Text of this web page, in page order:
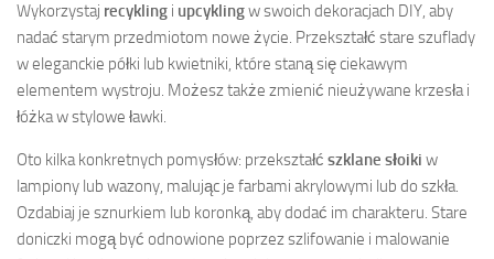
Wykorzystaj recykling i upcyklingw swoich dekoracjach DIY, aby
nadać starym przedmiotom nowe życie. Przekształć stare szuflady
w eleganckie półki lub kwietniki, które staną się ciekawym
elementem wystroju. Możesz także zmienić nieużywane krzesła i
łóżka w stylowe ławki.
Oto kilka konkretnych pomysłów: przekształć szklane słoiki w
lampiony lub wazony, malując je farbami akrylowymi lub do szkła.
Ozdabiaj je sznurkiem lub koronką, aby dodać im charakteru. Stare
doniczki mogą być odnowione poprzez szlifowanie i malowanie